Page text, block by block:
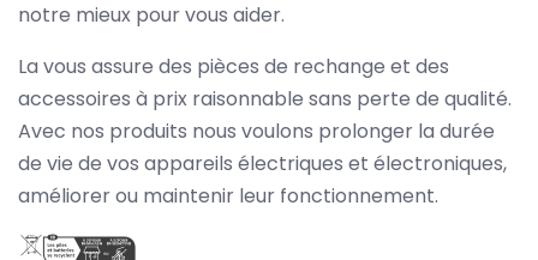
notre mieux pour vous aider.
La vous assure des pièces de rechange et des
accessoires à prix raisonnable sans perte de qualité.
Avec nos produits nous voulons prolonger la durée
de vie de vos appareils électriques et électroniques,
améliorer ou maintenir leur fonctionnement.